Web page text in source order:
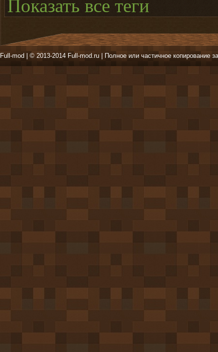
Показать все теги
Full-mod | © 2013-2014 Full-mod.ru | Полное или частичное копирование